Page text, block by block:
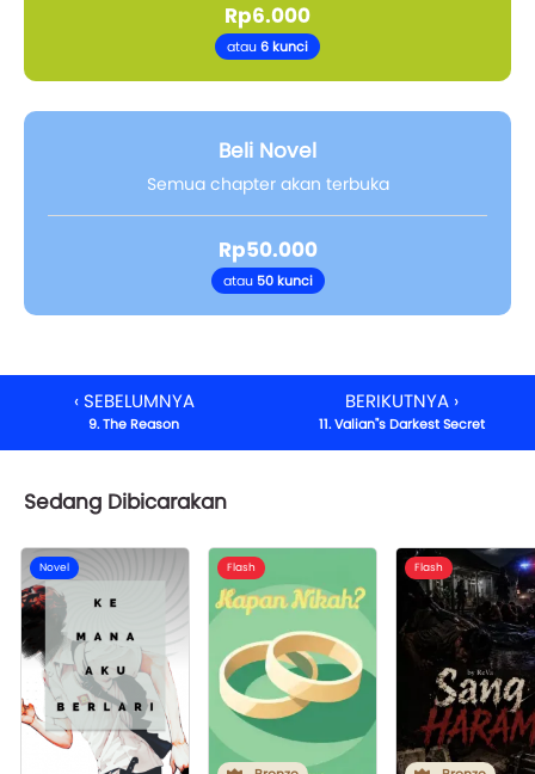
Rp6.000
atau6 kunci
Beli Novel
Semua chapter akan terbuka
Rp50.000
atau 50 kunci
‹ SEBELUMNYA
9. The Reason
BERIKUTNYA ›
11. Valian"s Darkest Secret
Sedang Dibicarakan
Novel Flash Flash